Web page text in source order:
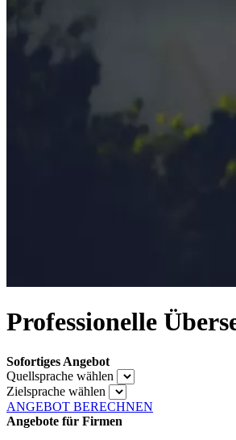
Professionelle
Sofortiges Angebot
Quellsprache wählen
Zielsprache wählen
ANGEBOT BERECHNEN
Angebote für Firmen